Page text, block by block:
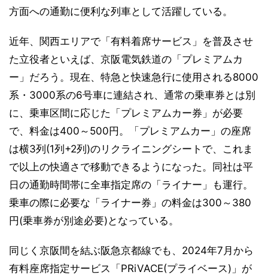
方面への通勤に便利な列車として活躍している。
近年、関西エリアで「有料着席サービス」を普及させ
た立役者といえば、京阪電気鉄道の「プレミアムカ
ー」だろう。現在、特急と快速急行に使用される8000
系・3000系の6号車に連結され、通常の乗車券とは別
に、乗車区間に応じた「プレミアムカー券」が必要
で、料金は400～500円。「プレミアムカー」の座席
は横3列(1列+2列)のリクライニングシートで、これま
で以上の快適さで移動できるようになった。同社は平
日の通勤時間帯に全車指定席の「ライナー」も運行。
乗車の際に必要な「ライナー券」の料金は300～380
円(乗車券が別途必要)となっている。
同じく京阪間を結ぶ阪急京都線でも、2024年7月から
有料座席指定サービス「PRiVACE(プライベース)」が